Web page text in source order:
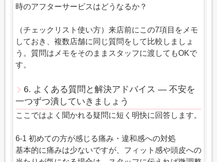
時のアフターサービスはどうなるか？
（チェックリスト使い方）来店前にこの7項目をメモ
しておき、複数店舗に同じ質問をして比較しましょ
う。質問はメモをそのままスタッフに渡してもOKで
す。
6. よくある質問と解決アドバイス — 不安を
一つずつ潰していきましょう
ここではよく聞かれる疑問に短く明快に回答します。
6-1 初めての方が感じる痛み・違和感への対処
基本的に痛みは少ないですが、フィット感や頭皮への